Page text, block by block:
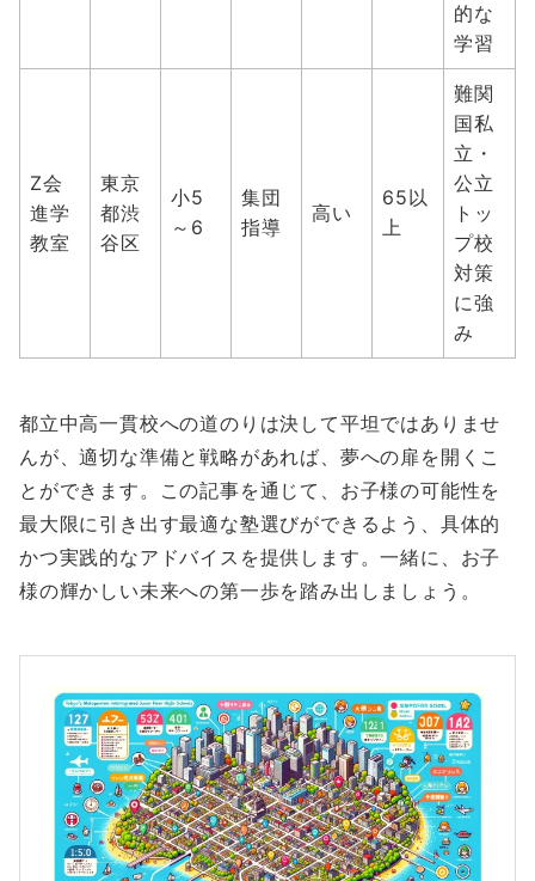
的な
学習
Z会
進学
教室
東京
都渋
谷区
小5
～6
集団
指導
高い
65以
上
難関
国私
立・
公立
トッ
プ校
対策
に強
み
都立中高一貫校への道のりは決して平坦ではありませ
んが、適切な準備と戦略があれば、夢への扉を開くこ
とができます。この記事を通じて、お子様の可能性を
最大限に引き出す最適な塾選びができるよう、具体的
かつ実践的なアドバイスを提供します。一緒に、お子
様の輝かしい未来への第一歩を踏み出しましょう。